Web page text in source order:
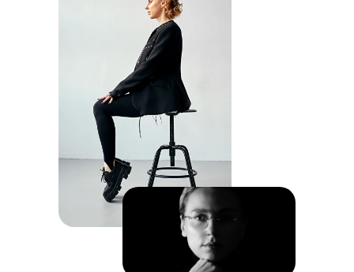
Мэтч с первого резюме:
как мы нашли Founding
AI Engineer для Finalyst